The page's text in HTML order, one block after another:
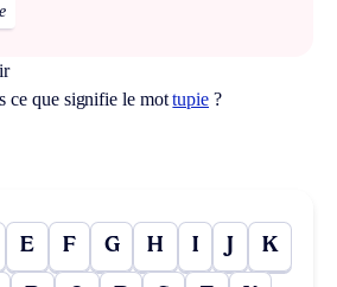
ce que signifie le mottupie ?
E F G H I J K